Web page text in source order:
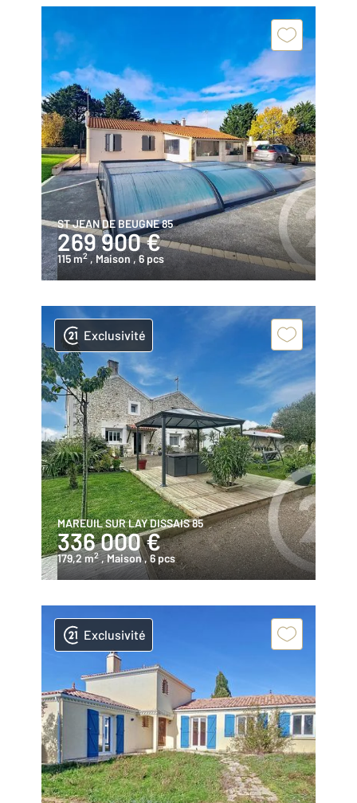
ST JEAN DE BEUGNE 85
269 900 €
115 m2 , Maison , 6 pcs
Exclusivité
MAREUIL SUR LAY DISSAIS 85
336 000 €
179,2 m2 , Maison, 6 pcs
Exclusivité